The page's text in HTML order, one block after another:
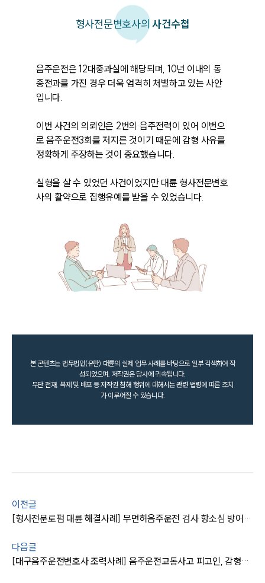
형사전문변호사의사건수첩
음주운전은 12대중과실에 해당되며, 10년 이내의 동
종전과를 가진 경우 더욱 엄격히 처벌하고 있는 사안
입니다.
이번 사건의 의뢰인은 2번의 음주전력이 있어 이번으
로 음주운전3회를 저지른 것이기 때문에 감형 사유를
정확하게 주장하는 것이 중요했습니다.
실형을 살 수 있었던 사건이었지만 대륜 형사전문변호
사의 활약으로 집행유예를 받을 수 있었습니다.
본 콘텐츠는 법무법인(유한) 대륜의 실제 업무 사례를 바탕으로 일부 각색하여 작
성되었으며, 저작권은 당사에 귀속됩니다.
무단 전재, 복제 및 배포 등 저작권 침해 행위에 대해서는 관련 법령에 따른 조치
가 이루어질 수 있습니다.
이전글
[형사전문로펌 대륜 해결사례] 무면허음주운전 검사 항소심 방어 성공
다음글
[대구음주운전변호사 조력사례] 음주운전교통사고 피고인, 감형사유 주장 인정 받아 처벌 줄이는데 성공함